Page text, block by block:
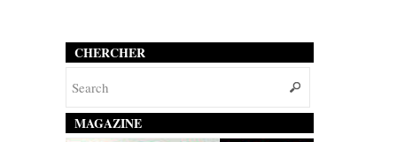
CHERCHER
MAGAZINE